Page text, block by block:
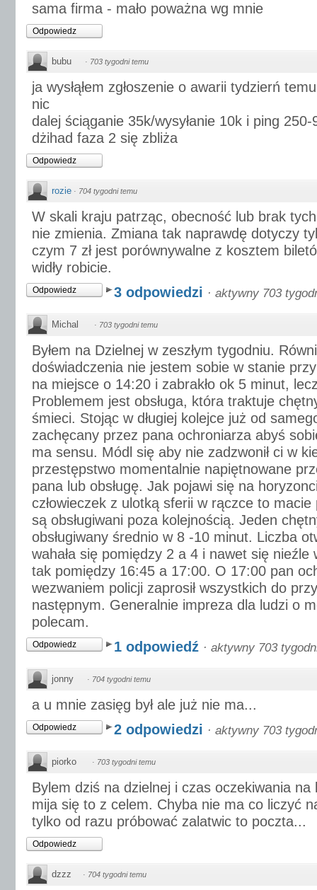
sama firma - mało poważna wg mnie
Odpowiedz
bubu · 703 tygodni temu
ja wysłąłem zgłoszenie o awarii tydzierń
nic
dalej ściąganie 35k/wysyłanie 10k i ping
dżihad faza 2 się zbliża
Odpowiedz
rozie · 704 tygodni temu
W skali kraju patrząc, obecność lub brak
nie zmienia. Zmiana tak naprawdę dotyczy
czym 7 zł jest porównywalne z kosztem
widły robicie.
Odpowiedz 3 odpowiedzi · aktywny 703
Michal · 703 tygodni temu
Byłem na Dzielnej w zeszłym tygodniu.
doświadczenia nie jestem sobie w stanie
na miejsce o 14:20 i zabrakło ok 5 minut,
Problemem jest obsługa, która traktuje
śmieci. Stojąc w długiej kolejce już od
zachęcany przez pana ochroniarza abyś
ma sensu. Módl się aby nie zadzwonił ci w
przestępstwo momentalnie napiętnowane
pana lub obsługę. Jak pojawi się na
człowieczek z ulotką sferii w rączce to
są obsługiwani poza kolejnością. Jeden
obsługiwany średnio w 8 -10 minut. Liczba
wahała się pomiędzy 2 a 4 i nawet się nieźle
tak pomiędzy 16:45 a 17:00. O 17:00 pan
wezwaniem policji zaprosił wszystkich do
następnym. Generalnie impreza dla ludzi o
polecam.
Odpowiedz 1 odpowiedź · aktywny 703
jonny · 704 tygodni temu
a u mnie zasięg był ale już nie ma...
Odpowiedz 2 odpowiedzi · aktywny 703
piorko · 703 tygodni temu
Bylem dziś na dzielnej i czas oczekiwania
mija się to z celem. Chyba nie ma co liczyć
tylko od razu próbować zalatwic to poczta...
Odpowiedz
dzzz · 704 tygodni temu